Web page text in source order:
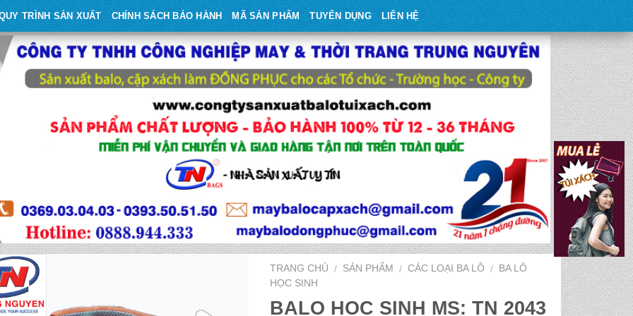
TRÌNH SẢN XUẤT CHÍNH SÁCH BẢO HÀNH MÃ SẢN PHẨM TUYỂN DỤNG LIÊN HỆ
TRANG CHỦ / SẢN PHẨM / CÁC LOẠI BA LÔ /
BA LÔ
HỌC SINH
BALO HỌC SINH MS: TN 2043